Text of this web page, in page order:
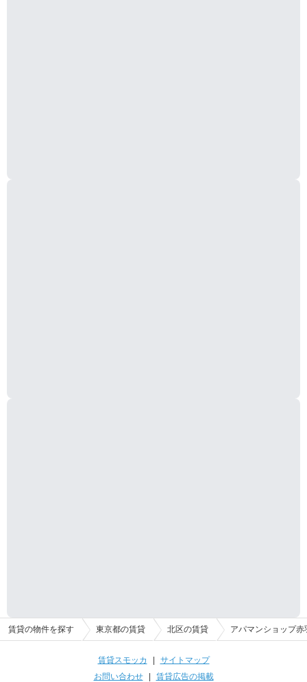
賃貸の物件を探す 東京都の賃貸 北区の賃貸 アパマンショップ
賃貸スモッカ
サイトマップ
お問い合わせ| 賃貸広告の掲載